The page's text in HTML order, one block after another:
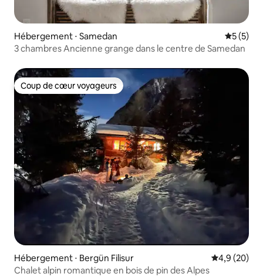
Hébergement ⋅ Samedan
5 (5)
3 chambres Ancienne grange dans le centre de Samedan
Coup de cœur voyageurs
Coup de cœur voyageurs
Hébergement ⋅ Bergün Filisur Évaluation
4,9 (20)
Chalet alpin romantique en bois de pin des Alpes